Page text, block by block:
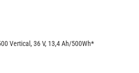
Vertical, 36 V, 13,4 Ah/500Wh*